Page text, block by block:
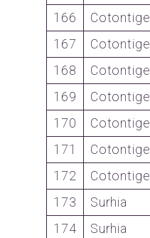
166
Cotontige
167
Cotontige
168
Cotontige
169
Cotontige
170
Cotontige
171
Cotontige
172
Cotontige
173
Surhia
174
Surhia